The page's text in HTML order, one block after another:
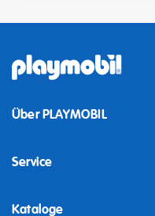
Über PLAYMOBIL
Service
Kataloge